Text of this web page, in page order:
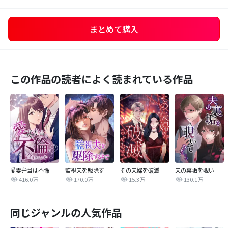
まとめて購入
この作品の読者によく読まれている作品
愛妻弁当は不倫に含まれますか？
416.0万
監視夫を駆除するまで
170.0万
その夫婦を破滅させるまで
15.3万
夫の裏垢を覗いてみたら
130.1万
同じジャンルの人気作品